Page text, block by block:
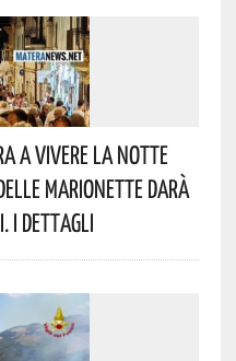
A Vivere La Notte
Marionette Darà
I Dettagli